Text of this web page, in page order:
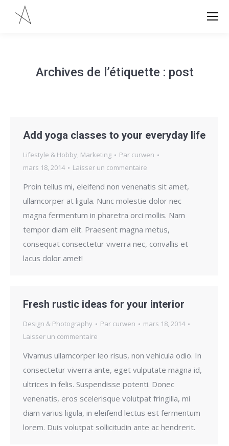
Archives de l’étiquette : post
Add yoga classes to your everyday life
Lifestyle & Hobby, Marketing Par curwen
mars 18, 2014
Laisser un commentaire
Proin tellus mi, eleifend non venenatis sit amet,
ullamcorper at ligula. Nunc molestie dolor nec
magna fermentum in pharetra orci mollis. Nam
tempor diam elit. Praesent magna metus,
consequat consectetur viverra nec, convallis et
lacus dolor amet!
Fresh rustic ideas for your interior
Design & Photography Par curwen
mars 18, 2014
Laisser un commentaire
Vivamus ullamcorper leo risus, non vehicula odio. In
consectetur viverra ante, eget vulputate magna id,
ultrices in felis. Suspendisse potenti. Donec
venenatis, eros scelerisque volutpat fringilla, mi
diam varius ligula, in eleifend lectus est fermentum
lorem. Duis volutpat sollicitudin ante ac hendrerit.